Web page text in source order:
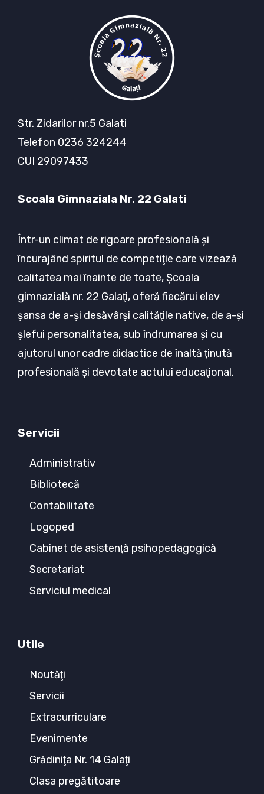
Str. Zidarilor nr.5 Galati
Telefon 0236 324244
CUI 29097433
Scoala Gimnaziala Nr. 22 Galati
Într-un climat de rigoare profesională şi
încurajând spiritul de competiţie care vizează
calitatea mai înainte de toate, Şcoala
gimnazială nr. 22 Galaţi, oferă fiecărui elev
şansa de a-şi desăvârşi calităţile native, de a-şi
şlefui personalitatea, sub îndrumarea şi cu
ajutorul unor cadre didactice de înaltă ţinută
profesională şi devotate actului educaţional.
Servicii
Administrativ
Bibliotecă
Contabilitate
Logoped
Cabinet de asistenţă psihopedagogică
Secretariat
Serviciul medical
Utile
Noutăţi
Servicii
Extracurriculare
Evenimente
Grădiniţa Nr. 14 Galaţi
Clasa pregătitoare